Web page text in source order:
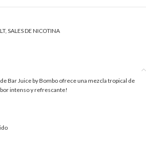
, SALES DE NICOTINA
Bar Juice by Bombo ofrece una mezcla tropical de
intenso y refrescante!